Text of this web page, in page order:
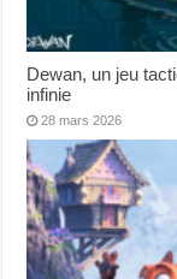
Dewan, un jeu
infinie
28 mars 2026